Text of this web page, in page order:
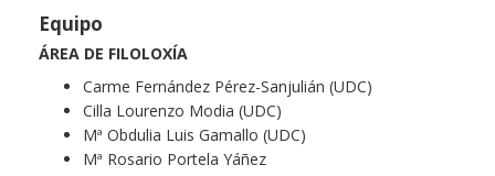
Equipo
ÁREA DE FILOLOXÍA
Carme Fernández Pérez-Sanjulián (UDC)
Cilla Lourenzo Modia (UDC)
Mª Obdulia Luis Gamallo (UDC)
Mª Rosario Portela Yáñez